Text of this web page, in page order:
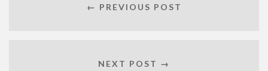
← PREVIOUS POST
NEXT POST →